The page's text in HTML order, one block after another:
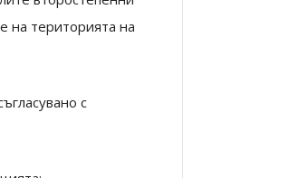
на територията на
с